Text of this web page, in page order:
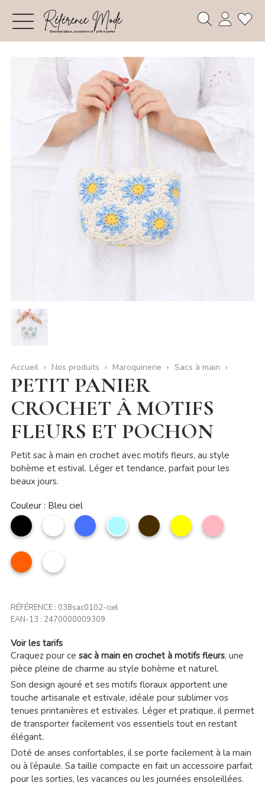
Accueil Nos produits Maroquinerie Sacs à main
PETIT PANIER
CROCHET À MOTIFS
FLEURS ET POCHON
Petit sac à main en crochet avec motifs fleurs, au style
bohème et estival. Léger et tendance, parfait pour les
beaux jours.
Couleur : Bleu ciel
noir Blanc Bleu
Bleu
ciel
Café Jaune
Rose
clair
Orange Multicolor
RÉFÉRENCE : 038sac0102-ciel
EAN-13 : 2470000009309
Voir les tarifs
Craquez pour ce sac à main en crochet à motifs fleurs, une
pièce pleine de charme au style bohème et naturel.
Son design ajouré et ses motifs floraux apportent une
touche artisanale et estivale, idéale pour sublimer vos
tenues printanières et estivales. Léger et pratique, il permet
de transporter facilement vos essentiels tout en restant
élégant.
Doté de anses confortables, il se porte facilement à la main
ou à l’épaule. Sa taille compacte en fait un accessoire parfait
pour les sorties, les vacances ou les journées ensoleillées.